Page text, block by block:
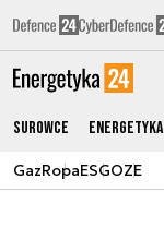
Surowce Energetyka
GazRopaESGOZE